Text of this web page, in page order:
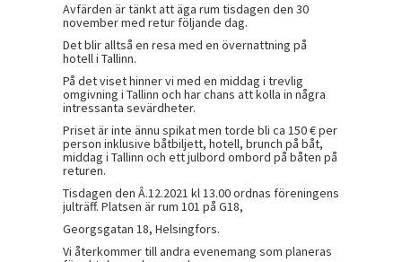
Avfärden är tänkt att äga rum tisdagen den 30
november med retur följande dag.
Det blir alltså en resa med en övernattning på
hotell i Tallinn.
På det viset hinner vi med en middag i trevlig
omgivning i Tallinn och har chans att kolla in några
intressanta sevärdheter.
Priset är inte ännu spikat men torde bli ca 150 € per
person inklusive båtbiljett, hotell, brunch på båt,
middag i Tallinn och ett julbord ombord på båten på
returen.
Tisdagen den Â.12.2021 kl 13.00 ordnas föreningens
julträff. Platsen är rum 101 på G18,
Georgsgatan 18, Helsingfors.
Vi återkommer till andra evenemang som planeras